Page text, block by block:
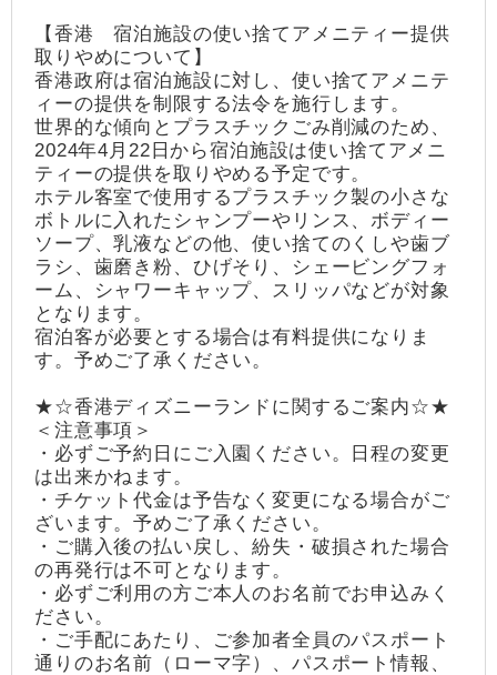
【香港 宿泊施設の使い捨てアメニティー提供
取りやめについて】
香港政府は宿泊施設に対し、使い捨てアメニテ
ィーの提供を制限する法令を施行します。
世界的な傾向とプラスチックごみ削減のため、
2024年4月22日から宿泊施設は使い捨てアメニ
ティーの提供を取りやめる予定です。
ホテル客室で使用するプラスチック製の小さな
ボトルに入れたシャンプーやリンス、ボディー
ソープ、乳液などの他、使い捨てのくしや歯ブ
ラシ、歯磨き粉、ひげそり、シェービングフォ
ーム、シャワーキャップ、スリッパなどが対象
となります。
宿泊客が必要とする場合は有料提供になりま
す。予めご了承ください。
★☆香港ディズニーランドに関するご案内☆★
＜注意事項＞
・必ずご予約日にご入園ください。日程の変更
は出来かねます。
・チケット代金は予告なく変更になる場合がご
ざいます。予めご了承ください。
・ご購入後の払い戻し、紛失・破損された場合
の再発行は不可となります。
・必ずご利用の方ご本人のお名前でお申込みく
ださい。
・ご手配にあたり、ご参加者全員のパスポート
通りのお名前（ローマ字）、パスポート情報、